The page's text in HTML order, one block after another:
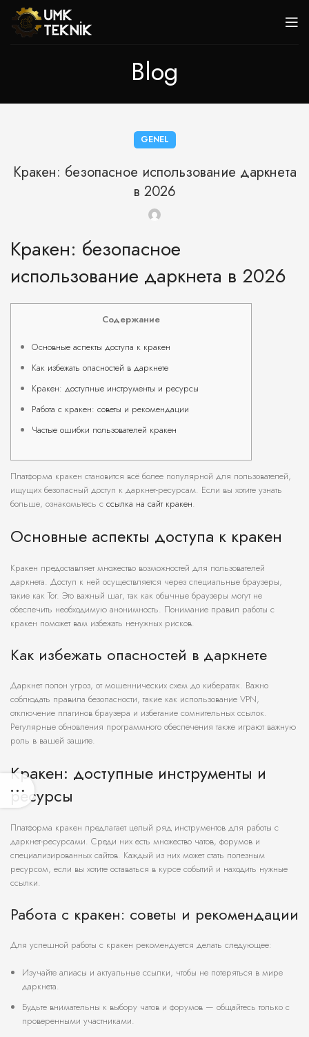
Blog
GENEL
Кракен: безопасное использование даркнета
в 2026
Кракен: безопасное
использование даркнета в 2026
Содержание
Основные аспекты доступа к кракен
Как избежать опасностей в даркнете
Кракен: доступные инструменты и ресурсы
Работа с кракен: советы и рекомендации
Частые ошибки пользователей кракен
Платформа кракен становится всё более популярной для пользователей,
ищущих безопасный доступ к даркнет-ресурсам. Если вы хотите узнать
больше, ознакомьтесь с ссылка на сайт кракен.
Основные аспекты доступа к кракен
Кракен предоставляет множество возможностей для пользователей
даркнета. Доступ к ней осуществляется через специальные браузеры,
такие как Tor. Это важный шаг, так как обычные браузеры могут не
обеспечить необходимую анонимность. Понимание правил работы с
кракен поможет вам избежать ненужных рисков.
Как избежать опасностей в даркнете
Даркнет полон угроз, от мошеннических схем до кибератак. Важно
соблюдать правила безопасности, такие как использование VPN,
отключение плагинов браузера и избегание сомнительных ссылок.
Регулярные обновления программного обеспечения также играют важную
роль в вашей защите.
Кракен: доступные инструменты и
ресурсы
Платформа кракен предлагает целый ряд инструментов для работы с
даркнет-ресурсами. Среди них есть множество чатов, форумов и
специализированных сайтов. Каждый из них может стать полезным
ресурсом, если вы хотите оставаться в курсе событий и находить нужные
ссылки.
Работа с кракен: советы и рекомендации
Для успешной работы с кракен рекомендуется делать следующее:
Изучайте алиасы и актуальные ссылки, чтобы не потеряться в мире
даркнета.
Будьте внимательны к выбору чатов и форумов — общайтесь только с
проверенными участниками.